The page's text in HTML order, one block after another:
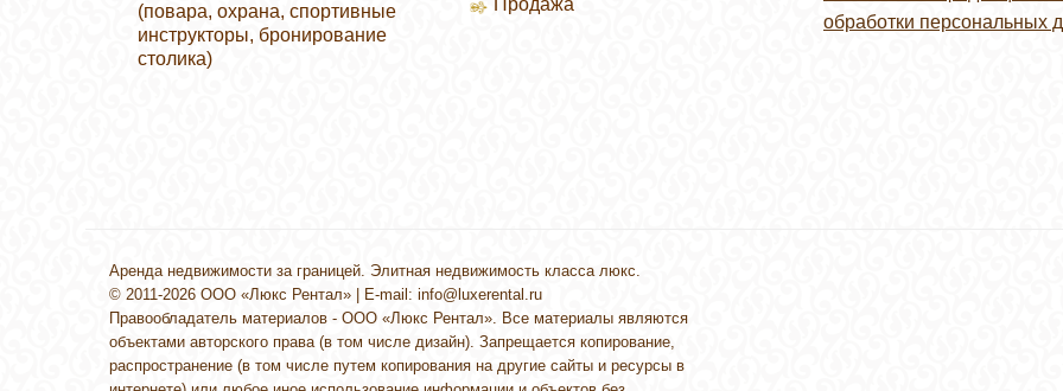
(повара, охрана, спортивные
инструкторы, бронирование
столика)
Продажа
обработки персональных
Аренда недвижимости за границей. Элитная недвижимость класса люкс.
© 2011-2026 ООО «Люкс Рентал» | E-mail: info@luxerental.ru
Правообладатель материалов - ООО «Люкс Рентал». Все материалы являются
объектами авторского права (в том числе дизайн). Запрещается копирование,
распространение (в том числе путем копирования на другие сайты и ресурсы в